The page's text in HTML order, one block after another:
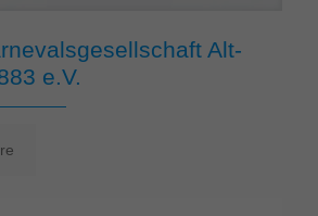
Alt-
e.V.